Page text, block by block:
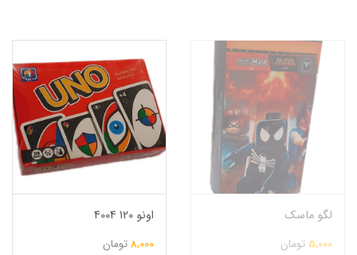
لگو ماسک
5,000 تومان
اونو 120 4004
8,000تومان